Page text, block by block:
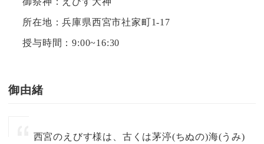
所在地：兵庫県西宮市社家町1-17
授与時間：9:00~16:30
御由緒
西宮のえびす様は、古くは茅渟(ちぬの)海(うみ)